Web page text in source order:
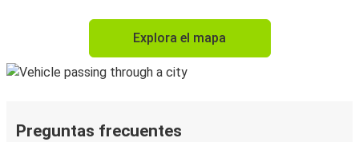
Explora el mapa
Preguntas frecuentes